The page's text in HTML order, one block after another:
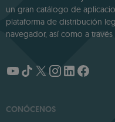
un gran catálogo de
plataforma de distribución
navegador, así como a
CONÓCENOS